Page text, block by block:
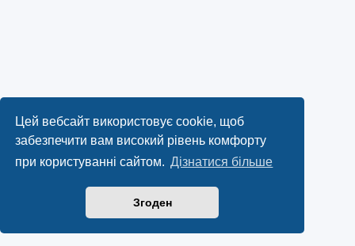
Цей вебсайт використовує cookie, щоб
забезпечити вам високий рівень комфорту
при користуванні сайтом. Дізнатися більше
Згоден